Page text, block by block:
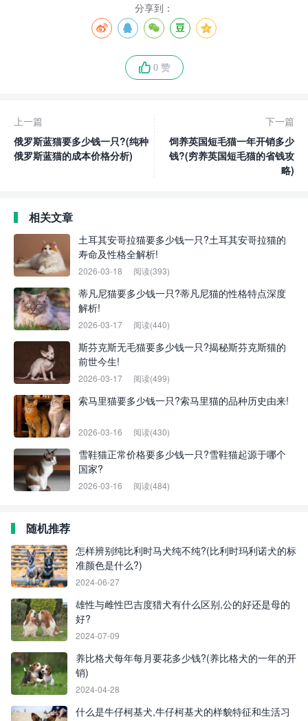
分享到：
0 赞
上一篇
俄罗斯蓝猫要多少钱一只?(纯种
俄罗斯蓝猫的成本价格分析)
下一篇
饲养英国短毛猫一年开销多少
钱?(穷养英国短毛猫的省钱攻
略)
相关文章
土耳其安哥拉猫要多少钱一只?土耳其安哥拉猫的
寿命及性格全解析!
2026-03-18 阅读(393)
蒂凡尼猫要多少钱一只?蒂凡尼猫的性格特点深度
解析!
2026-03-17 阅读(440)
斯芬克斯无毛猫要多少钱一只?揭秘斯芬克斯猫的
前世今生!
2026-03-17 阅读(499)
索马里猫要多少钱一只?索马里猫的品种历史由来!
2026-03-16 阅读(430)
雪鞋猫正常价格要多少钱一只?雪鞋猫起源于哪个
国家?
2026-03-16 阅读(484)
随机推荐
怎样辨别纯比利时马犬纯不纯?(比利时玛利诺犬的标
准颜色是什么?)
2024-06-27
雄性与雌性巴吉度猎犬有什么区别,公的好还是母的
好?
2024-07-09
养比格犬每年每月要花多少钱?(养比格犬的一年的开
销)
2024-04-28
什么是牛仔柯基犬,牛仔柯基犬的样貌特征和生活习